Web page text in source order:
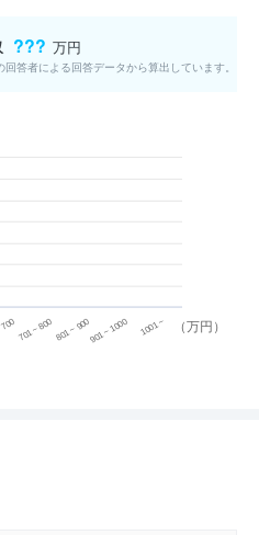
??? 万円
答者による回答データから算出しています。
（万円）
701 ~ 800801 ~ 900901 ~ 1000 1001 ~